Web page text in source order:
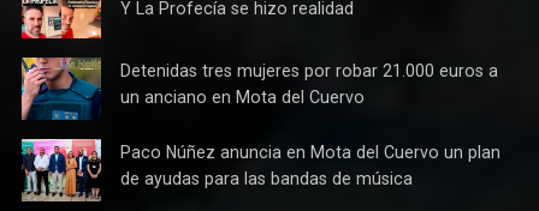
Cultura
Y La
Profecía
se hizo
realidad
Y La Profecía se hizo realidad
Detenidas
tres
mujeres
por robar
21.000
euros a
Detenidas tres mujeres por robar 21.000 euros a
un anciano en Mota del Cuervo
Paco
Núñez
anuncia
Paco Núñez anuncia en Mota del Cuervo un plan
de ayudas para las bandas de música